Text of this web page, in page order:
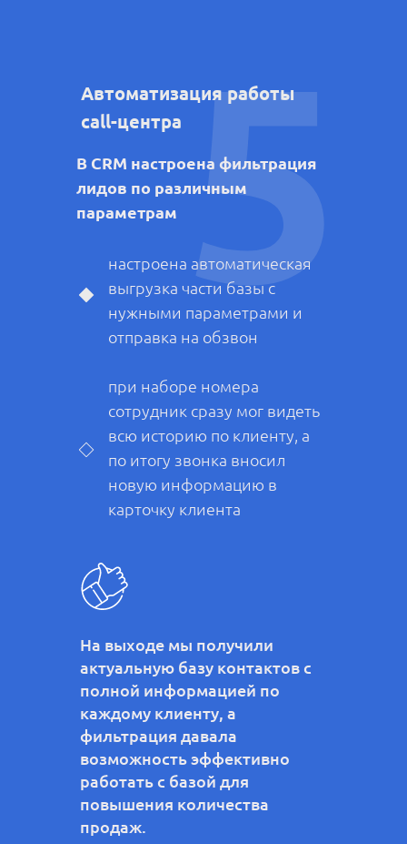
Автоматизация работы
call-центра5
В CRM настроена фильтрация
лидов по различным
параметрам
На выходе мы получили
актуальную базу контактов с
полной информацией по
каждому клиенту, а
фильтрация давала
возможность эффективно
работать с базой для
повышения количества
продаж.
настроена автоматическая
выгрузка части базы с
нужными параметрами и
отправка на обзвон
при наборе номера
сотрудник сразу мог видеть
всю историю по клиенту, а
по итогу звонка вносил
новую информацию в
карточку клиента